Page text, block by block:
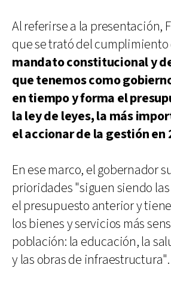
Al referirse a la presentación,
que se trató del cumplimiento
mandato constitucional y
que tenemos como
en tiempo y forma el
la ley de leyes, la más
el accionar de la gestión en
En ese marco, el gobernador
prioridades "siguen siendo
el presupuesto anterior y
los bienes y servicios más
población: la educación, la
y las obras de infraestructura".